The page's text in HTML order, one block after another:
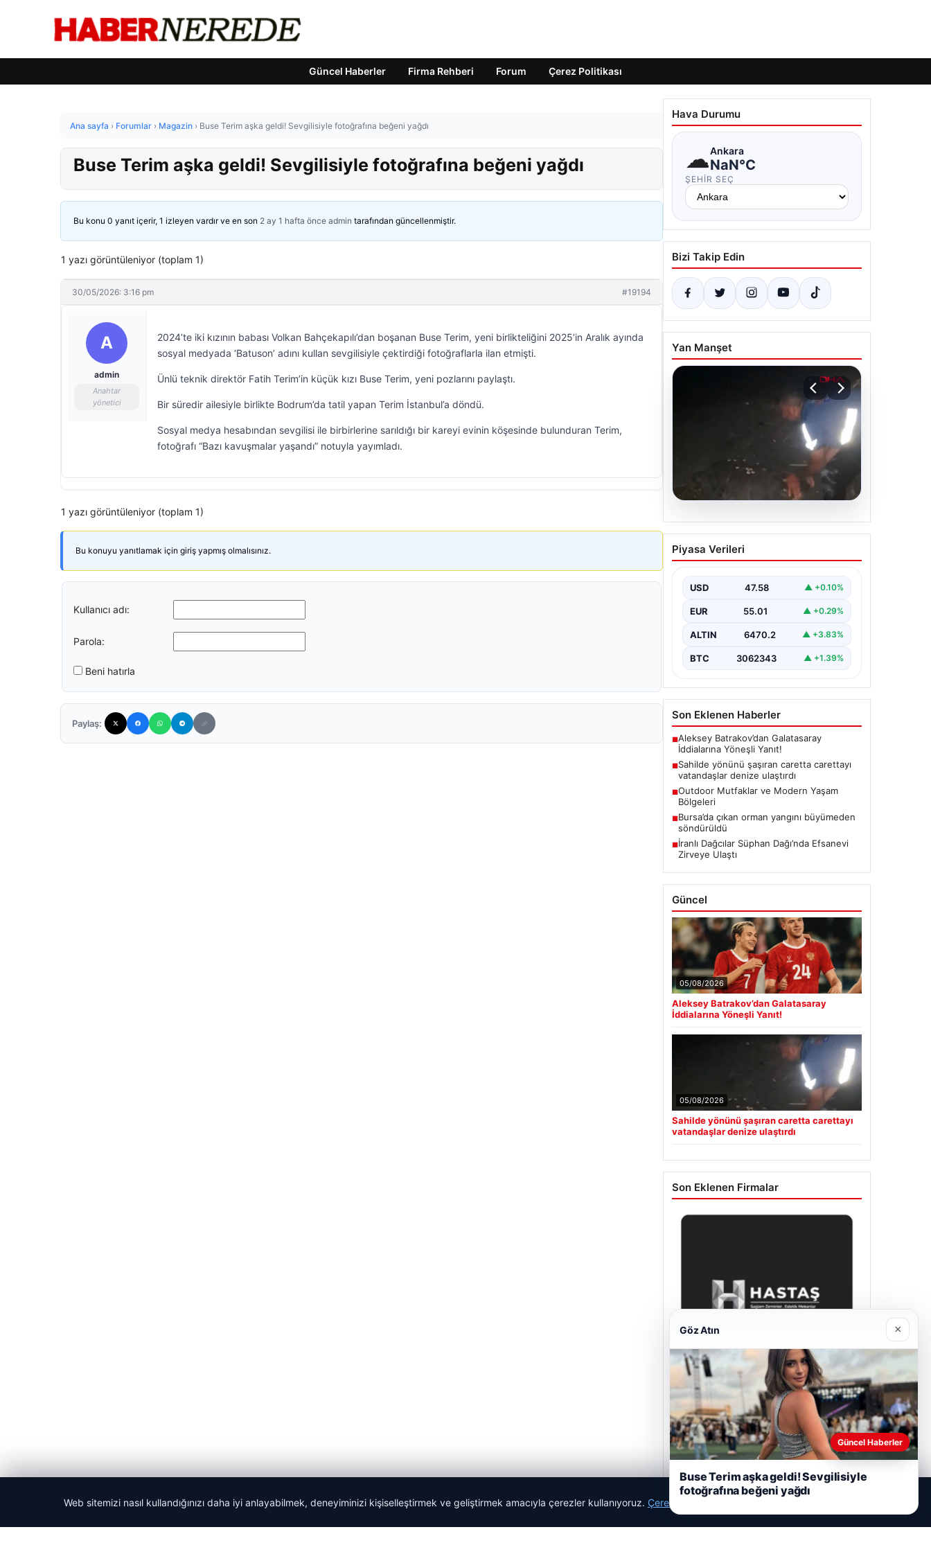
Güncel Haberler Firma Rehberi Forum Çerez Politikası
Ana sayfa › Forumlar › Magazin › Buse Terim aşka geldi! Sevgilisiyle fotoğrafına beğeni yağdı
Buse Terim aşka geldi! Sevgilisiyle fotoğrafına beğeni yağdı
Bu konu 0 yanıt içerir, 1 izleyen vardır ve en son 2 ay 1 hafta önce admin tarafından güncellenmiştir.
1 yazı görüntüleniyor (toplam 1)
30/05/2026: 3:16 pm #19194
A
admin
Anahtar
yönetici
2024’te iki kızının babası Volkan Bahçekapılı’dan boşanan Buse Terim, yeni birlikteliğini 2025’in Aralık ayında
sosyal medyada ‘Batuson’ adını kullan sevgilisiyle çektirdiği fotoğraflarla ilan etmişti.
Ünlü teknik direktör Fatih Terim’in küçük kızı Buse Terim, yeni pozlarını paylaştı.
Bir süredir ailesiyle birlikte Bodrum’da tatil yapan Terim İstanbul’a döndü.
Sosyal medya hesabından sevgilisi ile birbirlerine sarıldığı bir kareyi evinin köşesinde bulunduran Terim,
fotoğrafı “Bazı kavuşmalar yaşandı” notuyla yayımladı.
1 yazı görüntüleniyor (toplam 1)
Bu konuyu yanıtlamak için giriş yapmış olmalısınız.
Kullanıcı adı:
Parola:
Beni hatırla
Paylaş:
Hava Durumu
☁Ankara
NaN°C
ŞEHIR SEÇ
Bizi Takip Edin
Yan Manşet
Sahilde yönünü şaşıran
caretta carettayı
ulaştırdı
Piyasa Verileri
USD 47.58 ▲ +0.10%
EUR 55.01 ▲ +0.29%
ALTIN 6470.2 ▲ +3.83%
BTC 3062343 ▲ +1.39%
Son Eklenen Haberler
■Aleksey Batrakov’dan Galatasaray
İddialarına Yöneşli Yanıt!
■Sahilde yönünü şaşıran caretta carettayı
vatandaşlar denize ulaştırdı
■Outdoor Mutfaklar ve Modern Yaşam
Bölgeleri
■Bursa’da çıkan orman yangını büyümeden
söndürüldü
■İranlı Dağcılar Süphan Dağı’nda Efsanevi
Zirveye Ulaştı
Güncel
05/08/2026
Aleksey Batrakov’dan Galatasaray
İddialarına Yöneşli Yanıt!
05/08/2026
Sahilde yönünü şaşıran caretta carettayı
vatandaşlar denize ulaştırdı
Son Eklenen Firmalar
Hastaş Beton
26/05/2026
Web sitemizi nasıl kullandığınızı daha iyi anlayabilmek, deneyiminizi kişiselleştirmek ve geliştirmek amacıyla çerezler kullanıyoruz. Çerez Politikamız
Göz Atın ×
Güncel Haberler
Buse Terim aşka geldi! Sevgilisiyle
fotoğrafına beğeni yağdı